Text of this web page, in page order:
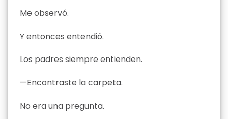
Me observó.
Y entonces entendió.
Los padres siempre entienden.
—Encontraste la carpeta.
No era una pregunta.